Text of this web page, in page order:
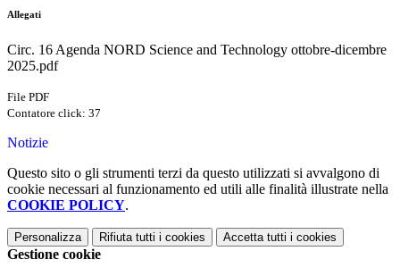
Allegati
Circ. 16 Agenda NORD Science and Technology ottobre-dicembre
2025.pdf
File PDF
Contatore click: 37
Notizie
Questo sito o gli strumenti terzi da questo utilizzati si avvalgono di
cookie necessari al funzionamento ed utili alle finalità illustrate nella
COOKIE POLICY.
Personalizza Rifiuta tutti i cookies Accetta tutti i cookies
Gestione cookie